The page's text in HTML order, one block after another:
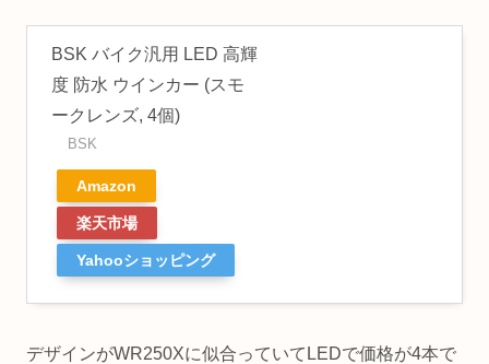
BSK バイク汎用 LED 高輝
度 防水 ウインカー (スモ
ークレンズ, 4個)
BSK
Amazon
楽天市場
Yahooショッピング
デザインがWR250Xに似合っていてLEDで価格が4本で